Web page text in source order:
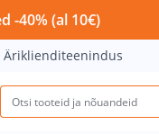
- Bauhof has loaded
-40% (al 10€)
Äriklienditeenindus